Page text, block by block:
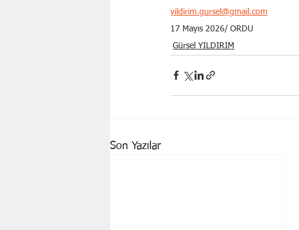
yildirim.gursel@gmail.com
17 Mayıs 2026/ ORDU
Gürsel YILDIRIM
Son Yazılar